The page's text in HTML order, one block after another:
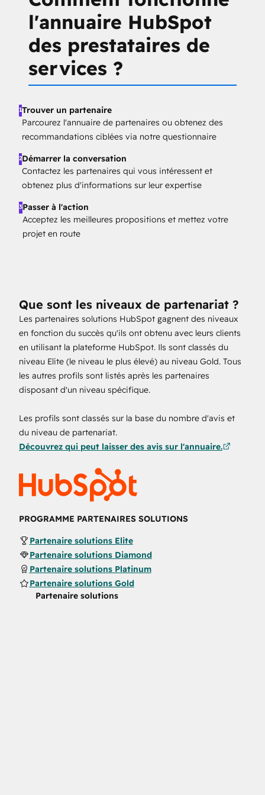
l'annuaire HubSpot
des prestataires de
services ?
1Trouver un partenaire
Parcourez l'annuaire de partenaires ou obtenez des
recommandations ciblées via notre questionnaire
2Démarrer la conversation
Contactez les partenaires qui vous intéressent et
obtenez plus d'informations sur leur expertise
3Passer à l'action
Acceptez les meilleures propositions et mettez votre
projet en route
Que sont les niveaux de partenariat ?
Les partenaires solutions HubSpot gagnent des niveaux
en fonction du succès qu'ils ont obtenu avec leurs clients
en utilisant la plateforme HubSpot. Ils sont classés du
niveau Elite (le niveau le plus élevé) au niveau Gold. Tous
les autres profils sont listés après les partenaires
disposant d'un niveau spécifique.
Les profils sont classés sur la base du nombre d'avis et
du niveau de partenariat.
Découvrez qui peut laisser des avis sur l'annuaire.
PROGRAMME PARTENAIRES SOLUTIONS
Partenaire solutions Elite
Partenaire solutions Diamond
Partenaire solutions Platinum
Partenaire solutions Gold
Partenaire solutions